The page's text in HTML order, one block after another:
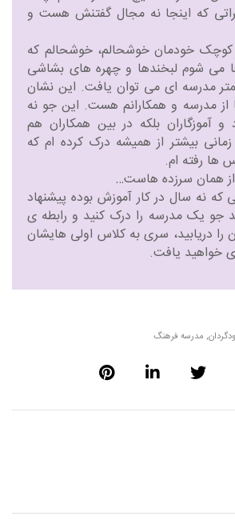
که اینجا نه مجال گفتنش هست و
کوچک خودمان خوشحالم، خوشحالم که
می شوم لبخندها و چهره های بشاشی
مدرسه ای می توان یافت. این نشان
از مدرسه و همکارانم هست. این جو نه
و آموزگاران بلکه در بین همکاران هم
بیشتر از همیشه درک کرده ام که
ها رفته ام.
همان سرزده هاست…
نه سال در کار آموزش بوده پیشنهاد
جو یک مدرسه را درک کنید و رابطه ی
را دریابید، سری به کلاس اولی هایشان
خواهید یافت.
, مدرسه فرهنگ